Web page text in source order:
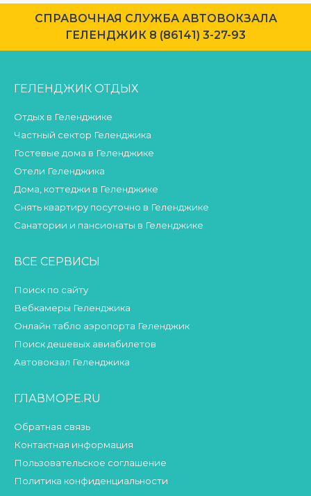
CПРАВОЧНАЯ СЛУЖБА АВТОВОКЗАЛА
ГЕЛЕНДЖИК 8 (86141) 3-27-93
ГЕЛЕНДЖИК ОТДЫХ
Отдых в Геленджике
Частный сектор Геленджика
Гостевые дома в Геленджике
Отели Геленджика
Дома, коттеджи в Геленджике
Снять квартиру посуточно в Геленджике
Санатории и пансионаты в Геленджике
ВСЕ СЕРВИСЫ
Поиск по сайту
Вебкамеры Геленджика
Онлайн табло аэропорта Геленджик
Поиск дешевых авиабилетов
Автовокзал Геленджика
ГЛАВМОРЕ.RU
Обратная связь
Контактная информация
Пользовательское соглашение
Политика конфиденциальности